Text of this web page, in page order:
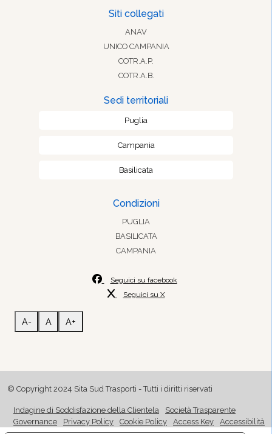
Siti collegati
ANAV
UNICO CAMPANIA
COTR.A.P.
COTR.A.B.
Sedi territoriali
Puglia
Campania
Basilicata
Condizioni
PUGLIA
BASILICATA
CAMPANIA
Seguici su facebook
Seguici su X
A- A A+
© Copyright 2024 Sita Sud Trasporti - Tutti i diritti riservati
Indagine di Soddisfazione della Clientela
Società Trasparente
Governance
Privacy Policy Cookie Policy Access Key Accessibilità